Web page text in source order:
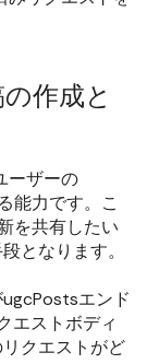
作成と
ーザーの
能力です。こ
を共有したい
となります。
エンド
エストボディ
クエストがど